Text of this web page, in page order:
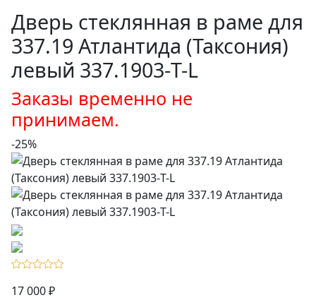
Дверь стеклянная в раме для
337.19 Атлантида (Таксония)
левый 337.1903-T-L
Заказы временно не
принимаем.
-25%
17 000 ₽